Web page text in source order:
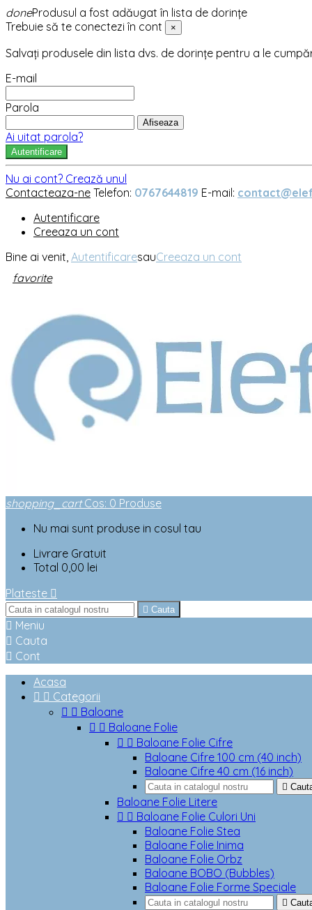
doneProdusul a fost adăugat în lista de dorințe
Trebuie să te conectezi în cont
×
Salvați produsele din lista dvs. de dorințe pentru a le
E-mail
Parola
Afiseaza
Ai uitat parola?
Autentificare
Nu ai cont? Crează unul
Contacteaza-ne Telefon: 0767644819 E-mail:
Autentificare
Creeaza un cont
Bine ai venit, AutentificaresauCreeaza un cont
favorite
shopping_cart Cos: 0 Produse
Nu mai sunt produse in cosul tau
Livrare Gratuit
Total 0,00 lei
Plateste 
 Cauta
 Meniu
 Cauta
 Cont
Acasa
  Categorii
  Baloane
  Baloane Folie
  Baloane Folie Cifre
Baloane Cifre 100 cm (40 inch)
Baloane Cifre 40 cm (16 inch)

Baloane Folie Litere
  Baloane Folie Culori Uni
Baloane Folie Stea
Baloane Folie Inima
Baloane Folie Orbz
Baloane BOBO (Bubbles)
Baloane Folie Forme Speciale
